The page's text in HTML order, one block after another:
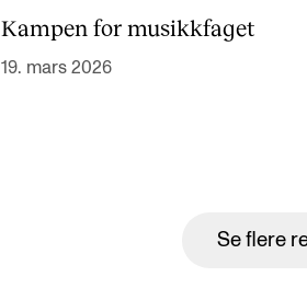
Kampen for musikkfaget
19. mars 2026
Se flere